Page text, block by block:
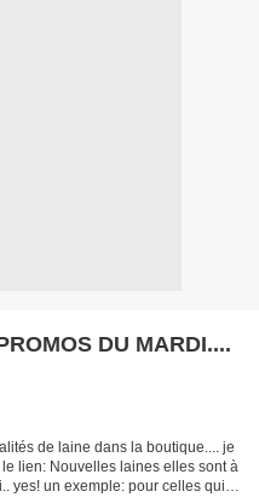
DU MARDI....
de laine dans la boutique.... je
lien: Nouvelles laines elles sont à
yes! un exemple: pour celles qui